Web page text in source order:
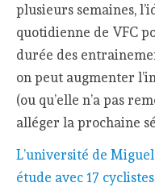
plusieurs semaines,
quotidienne de VFC
durée des
on peut augmenter
(ou qu’elle n’a pas
alléger la prochaine
L’université de
étude avec 17 cyclistes